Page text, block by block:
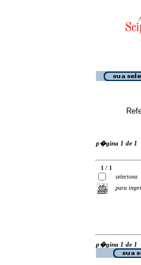
p�gina 1 de 1
1 / 1
seleciona
para
p�gina 1 de 1